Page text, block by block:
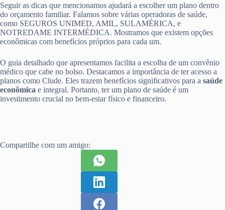
Seguir as dicas que mencionamos ajudará a escolher um plano dentro
do orçamento familiar. Falamos sobre várias operadoras de saúde,
como SEGUROS UNIMED, AMIL, SULAMÉRICA, e
NOTREDAME INTERMÉDICA. Mostramos que existem opções
econômicas com benefícios próprios para cada um.
O guia detalhado que apresentamos facilita a escolha de um convênio
médico que cabe no bolso. Destacamos a importância de ter acesso a
planos como Clude. Eles trazem benefícios significativos para a saúde
econômica e integral. Portanto, ter um plano de saúde é um
investimento crucial no bem-estar físico e financeiro.
Compartilhe com um amigo: